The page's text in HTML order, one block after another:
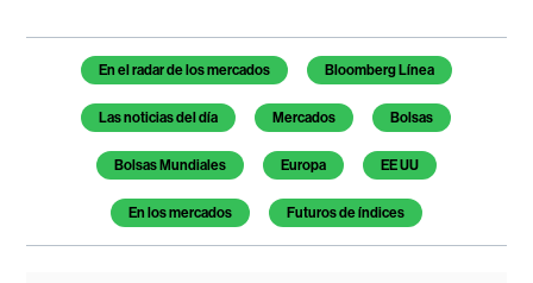
Temas de este artículo
En el radar de los mercados Bloomberg Línea
Las noticias del día Mercados Bolsas
Bolsas Mundiales Europa EE UU
En los mercados Futuros de índices